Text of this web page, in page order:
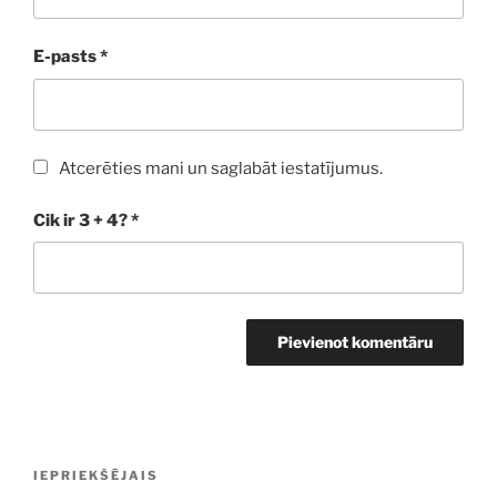
E-pasts*
Atcerēties mani un saglabāt iestatījumus.
Cik ir 3 + 4?*
Iepriekšējā
IEPRIEKŠĒJAIS